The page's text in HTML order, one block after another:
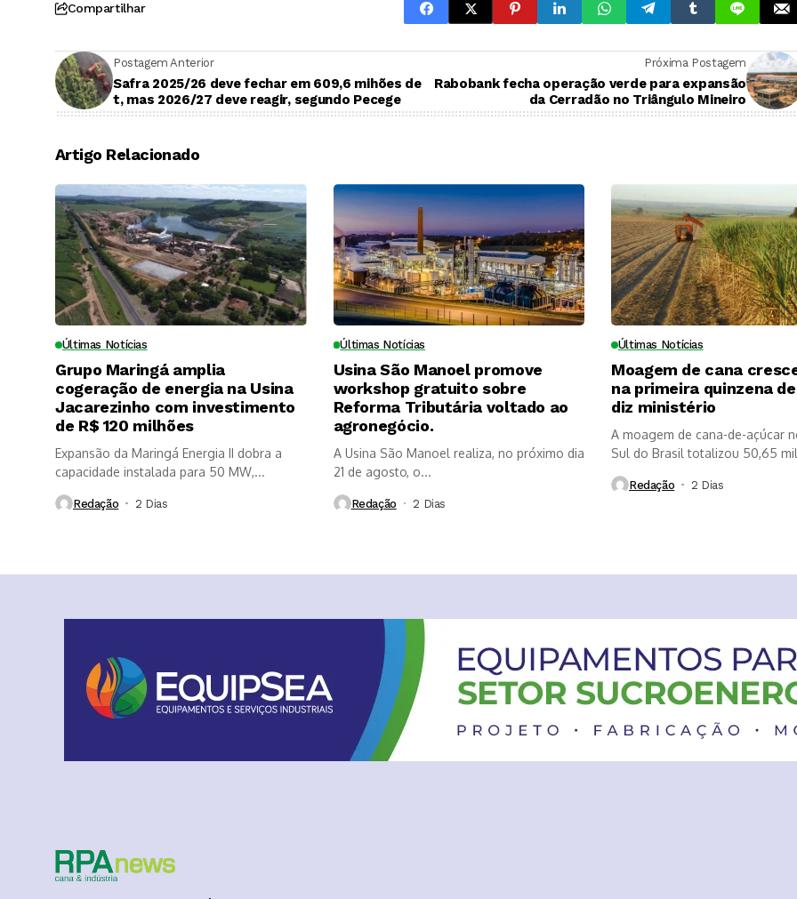
Compartilhar
Postagem Anterior
Safra 2025/26 deve fechar em 609,6 mihões de
t, mas 2026/27 deve reagir, segundo Pecege
Próxima Postagem
Rabobank fecha operação verde para expansão
da Cerradão no Triângulo Mineiro
Artigo Relacionado
Últimas Notícias
Grupo Maringá amplia
cogeração de energia na Usina
Jacarezinho com investimento
de R$ 120 milhões
Expansão da Maringá Energia II dobra a
capacidade instalada para 50 MW,...
Redação 2 Dias ⁮
Últimas Notícias
Usina São Manoel promove
workshop gratuito sobre
Reforma Tributária voltado ao
agronegócio.
A Usina São Manoel realiza, no próximo dia
21 de agosto, o...
Redação 2 Dias ⁮
Últimas Notícias
Moagem de cana
na primeira quinzena
diz ministério
A moagem de cana-de-açúcar
Sul do Brasil totalizou 50,65
Redação 2 Dias ⁮